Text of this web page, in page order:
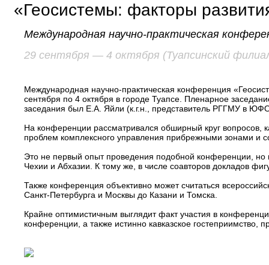
«Геосистемы: факторы
Международная научно-практическая
29 сентября — 4 октября (Туапсинский
Международная научно-практическая конференция
сентября по 4 октября в городе Туапсе. Пленарное
заседания был Е.А. Яйли (к.г.н., представитель РГГМУ в
На конференции рассматривался обширный круг вопросов,
проблем комплексного управления прибрежными зонами и
Это не первый опыт проведения подобной конференции,
Чехии и Абхазии. К тому же, в числе соавторов докладов
Также конференция объективно может считаться
Санкт-Петербурга и Москвы до Казани и Томска.
Крайне оптимистичным выглядит факт участия в
конференции, а также истинно кавказское